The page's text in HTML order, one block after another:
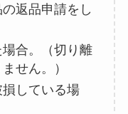
返品申請をし
合。（切り離
せん。）
している場